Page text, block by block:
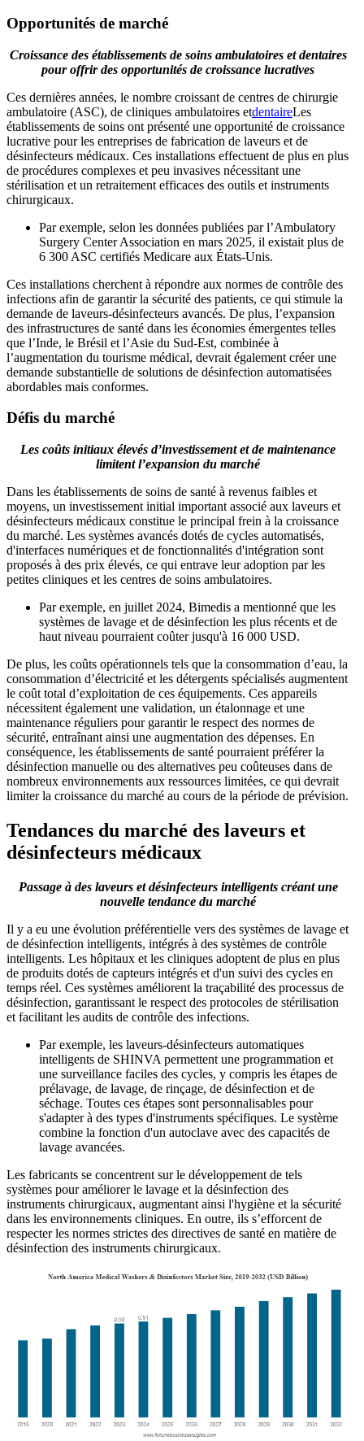
Opportunités de marché
Croissance des établissements de soins ambulatoires et dentaires
pour offrir des opportunités de croissance lucratives
Ces dernières années, le nombre croissant de centres de chirurgie
ambulatoire (ASC), de cliniques ambulatoires etdentaireLes
établissements de soins ont présenté une opportunité de croissance
lucrative pour les entreprises de fabrication de laveurs et de
désinfecteurs médicaux. Ces installations effectuent de plus en plus
de procédures complexes et peu invasives nécessitant une
stérilisation et un retraitement efficaces des outils et instruments
chirurgicaux.
Par exemple, selon les données publiées par l’Ambulatory
Surgery Center Association en mars 2025, il existait plus de
6 300 ASC certifiés Medicare aux États-Unis.
Ces installations cherchent à répondre aux normes de contrôle des
infections afin de garantir la sécurité des patients, ce qui stimule la
demande de laveurs-désinfecteurs avancés. De plus, l’expansion
des infrastructures de santé dans les économies émergentes telles
que l’Inde, le Brésil et l’Asie du Sud-Est, combinée à
l’augmentation du tourisme médical, devrait également créer une
demande substantielle de solutions de désinfection automatisées
abordables mais conformes.
Défis du marché
Les coûts initiaux élevés d’investissement et de maintenance
limitent l’expansion du marché
Dans les établissements de soins de santé à revenus faibles et
moyens, un investissement initial important associé aux laveurs et
désinfecteurs médicaux constitue le principal frein à la croissance
du marché. Les systèmes avancés dotés de cycles automatisés,
d'interfaces numériques et de fonctionnalités d'intégration sont
proposés à des prix élevés, ce qui entrave leur adoption par les
petites cliniques et les centres de soins ambulatoires.
Par exemple, en juillet 2024, Bimedis a mentionné que les
systèmes de lavage et de désinfection les plus récents et de
haut niveau pourraient coûter jusqu'à 16 000 USD.
De plus, les coûts opérationnels tels que la consommation d’eau, la
consommation d’électricité et les détergents spécialisés augmentent
le coût total d’exploitation de ces équipements. Ces appareils
nécessitent également une validation, un étalonnage et une
maintenance réguliers pour garantir le respect des normes de
sécurité, entraînant ainsi une augmentation des dépenses. En
conséquence, les établissements de santé pourraient préférer la
désinfection manuelle ou des alternatives peu coûteuses dans de
nombreux environnements aux ressources limitées, ce qui devrait
limiter la croissance du marché au cours de la période de prévision.
Tendances du marché des laveurs et
désinfecteurs médicaux
Passage à des laveurs et désinfecteurs intelligents créant une
nouvelle tendance du marché
Il y a eu une évolution préférentielle vers des systèmes de lavage et
de désinfection intelligents, intégrés à des systèmes de contrôle
intelligents. Les hôpitaux et les cliniques adoptent de plus en plus
de produits dotés de capteurs intégrés et d'un suivi des cycles en
temps réel. Ces systèmes améliorent la traçabilité des processus de
désinfection, garantissant le respect des protocoles de stérilisation
et facilitant les audits de contrôle des infections.
Par exemple, les laveurs-désinfecteurs automatiques
intelligents de SHINVA permettent une programmation et
une surveillance faciles des cycles, y compris les étapes de
prélavage, de lavage, de rinçage, de désinfection et de
séchage. Toutes ces étapes sont personnalisables pour
s'adapter à des types d'instruments spécifiques. Le système
combine la fonction d'un autoclave avec des capacités de
lavage avancées.
Les fabricants se concentrent sur le développement de tels
systèmes pour améliorer le lavage et la désinfection des
instruments chirurgicaux, augmentant ainsi l'hygiène et la sécurité
dans les environnements cliniques. En outre, ils s’efforcent de
respecter les normes strictes des directives de santé en matière de
désinfection des instruments chirurgicaux.